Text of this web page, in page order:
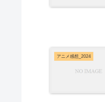
アニメ感想_2024